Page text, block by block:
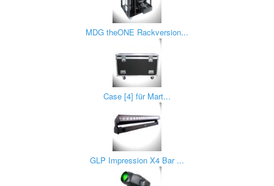
MDG theONE Rackversion...
Case [4] für Mart...
GLP Impression X4 Bar ...